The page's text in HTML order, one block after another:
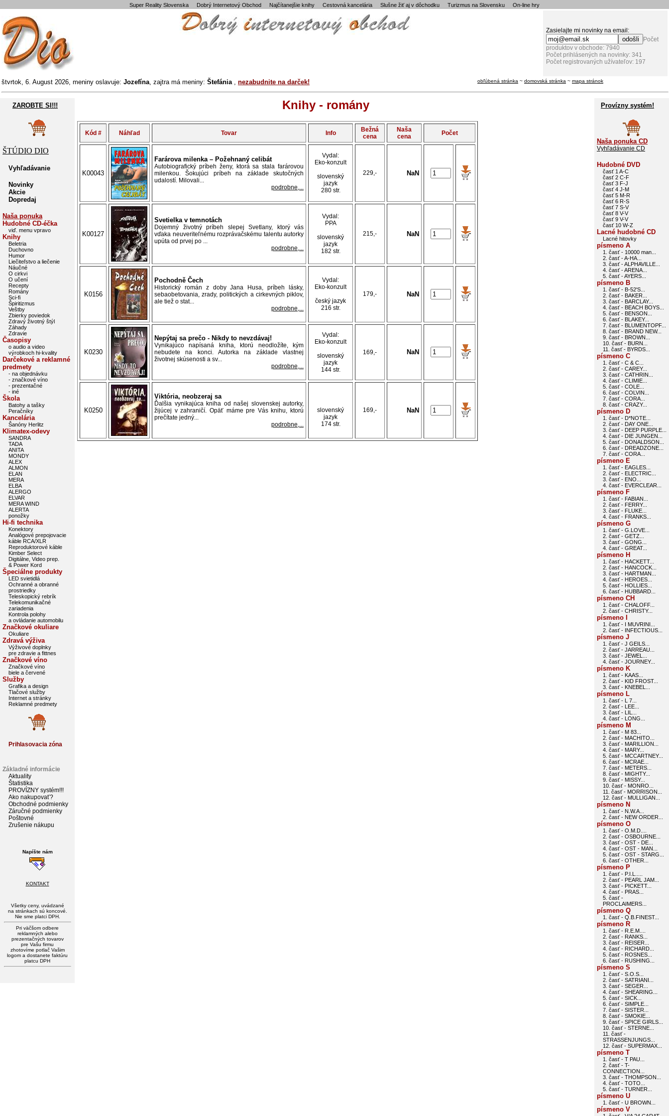
Super Reality Slovenska Dobrý Internetový Obchod Najčítanejšie knihy Cestovná kancelária Slušne žiť aj v dôchodku Turizmus na Slovensku On-line hry
Zasielajte mi novinky na email:
Počet
produktov v obchode: 7940
Počet prihlásených na novinky: 341
Počet registrovaných užívateľov: 197
štvrtok, 6. August 2026, meniny oslavuje: Jozefína, zajtra má meniny: Štefánia , nezabudnite na darček! obľúbená stránka ~ domovská stránka ~ mapa stránok
ZAROBTE SI!!!
ŠTÚDIO DIO
Vyhľadávanie
Novinky
Akcie
Dopredaj
Naša ponuka
Hudobné CD-éčka
viď. menu vpravo
Knihy
Beletria
Duchovno
Humor
Liečiteľstvo a liečenie
Náučné
O cirkvi
O učení
Recepty
Romány
Sci-fi
Špiritizmus
Veštby
Zbierky poviedok
Zdravý životný štýl
Záhady
Zdravie
Časopisy
o audio a video
výrobkoch hi-kvality
Darčekové a reklamné
predmety
- na objednávku
- značkové víno
- prezentačné
- iné
Škola
Batohy a tašky
Peračníky
Kancelária
Šanóny Herlitz
Klimatex-odevy
SANDRA
TADA
ANITA
MONDY
ALEX
ALMON
ELAN
MERA
ELBA
ALERGO
ELVAR
MERA WIND
ALERTA
ponožky
Hi-fi technika
Konektory
Analógové prepojovacie
káble RCA/XLR
Reproduktorové káble
Kimber Select
Digitálne, Video prep.
& Power Kord
Špeciálne produkty
LED svietidlá
Ochranné a obranné
prostriedky
Teleskopický rebrík
Telekomunikačné
zariadenia
Kontrola polohy
a ovládanie automobilu
Značkové okuliare
Okuliare
Zdravá výživa
Výživové doplnky
pre zdravie a fittnes
Značkové víno
Značkové víno
biele a červené
Služby
Grafika a design
Tlačové služby
Internet a stránky
Reklamné predmety
Prihlasovacia zóna
Základné informácie
Aktuality
Štatistika
PROVÍZNY systém!!!
Ako nakupovať?
Obchodné podmienky
Záručné podmienky
Poštovné
Zrušenie nákupu
Napíšte nám
KONTAKT
Všetky ceny, uvádzané
na stránkach sú koncové.
Nie sme platci DPH.
Pri väčšom odbere
reklamných alebo
prezentačných tovarov
pre Vašu firmu
zhotovíme potlač Vašim
logom a dostanete faktúru
platcu DPH
Knihy - romány
Kód # Náhľad Tovar Info
Bežná
cena
Naša
cena
Počet
K00043
Farárova milenka – Požehnaný celibát
Autobiografický príbeh ženy, ktorá sa stala farárovou
milenkou. Šokujúci príbeh na základe skutočných
udalostí. Milovali...
podrobne,...
Vydal:
Eko-konzult
slovenský
jazyk
280 str.
229,- NaN
K00127
Svetielka v temnotách
Dojemný životný príbeh slepej Svetlany, ktorý vás
vďaka neuveriteľnému rozprávačskému talentu autorky
upúta od prvej po ...
podrobne,...
Vydal:
PPA
slovenský
jazyk
182 str.
215,- NaN
K0156
Pochodně Čech
Historický román z doby Jana Husa, príbeh lásky,
sebaobetovania, zrady, politických a cirkevných piklov,
ale tiež o stat...
podrobne,...
Vydal:
Eko-konzult
český jazyk
216 str.
179,- NaN
K0230
Nepýtaj sa prečo - Nikdy to nevzdávaj!
Vynikajúco napísaná kniha, ktorú neodložíte, kým
nebudete na konci. Autorka na základe vlastnej
životnej skúsenosti a sv...
podrobne,...
Vydal:
Eko-konzult
slovenský
jazyk
144 str.
169,- NaN
K0250
Viktória, neobzeraj sa
Ďalšia vynikajúca kniha od našej slovenskej autorky,
žijúcej v zahraničí. Opäť máme pre Vás knihu, ktorú
prečítate jedný...
podrobne,...
slovenský
jazyk
174 str.
169,- NaN
Provízny systém!
Naša ponuka CD
Vyhľadávanie CD
Hudobné DVD
časť 1 A-C
časť 2 C-F
časť 3 F-J
časť 4 J-M
časť 5 M-R
časť 6 R-S
časť 7 S-V
časť 8 V-V
časť 9 V-V
časť 10 W-Z
Lacné hudobné CD
Lacné hitovky
písmeno A
1. časť - 10000 man...
2. časť - A-HA...
3. časť - ALPHAVILLE...
4. časť - ARENA...
5. časť - AYERS...
písmeno B
1. časť - B-52'S...
2. časť - BAKER...
3. časť - BARCLAY...
4. časť - BEACH BOYS...
5. časť - BENSON...
6. časť - BLAKEY...
7. časť - BLUMENTOPF...
8. časť - BRAND NEW...
9. časť - BROWN...
10. časť - BURN...
11. časť - BYRDS...
písmeno C
1. časť - C & C...
2. časť - CAREY...
3. časť - CATHRIN...
4. časť - CLIMIE...
5. časť - COLE...
6. časť - COLVIN...
7. časť - CORA...
8. časť - CRAZY...
písmeno D
1. časť - D*NOTE...
2. časť - DAY ONE...
3. časť - DEEP PURPLE...
4. časť - DIE JUNGEN...
5. časť - DONALDSON...
6. časť - DREADZONE...
7. časť - CORA...
písmeno E
1. časť - EAGLES...
2. časť - ELECTRIC...
3. časť - ENO...
4. časť - EVERCLEAR...
písmeno F
1. časť - FABIAN...
2. časť - FERRY...
3. časť - FLUKE...
4. časť - FRANKS...
písmeno G
1. časť - G.LOVE...
2. časť - GETZ...
3. časť - GONG...
4. časť - GREAT...
písmeno H
1. časť - HACKETT...
2. časť - HANCOCK...
3. časť - HARTMAN...
4. časť - HEROES...
5. časť - HOLLIES...
6. časť - HUBBARD...
písmeno CH
1. časť - CHALOFF...
2. časť - CHRISTY...
písmeno I
1. časť - I MUVRINI...
2. časť - INFECTIOUS...
písmeno J
1. časť - J GEILS...
2. časť - JARREAU...
3. časť - JEWEL...
4. časť - JOURNEY...
písmeno K
1. časť - KAAS...
2. časť - KID FROST...
3. časť - KNEBEL...
písmeno L
1. časť - L 7...
2. časť - LEE...
3. časť - LIL...
4. časť - LONG...
písmeno M
1. časť - M 83...
2. časť - MACHITO...
3. časť - MARILLION...
4. časť - MARY...
5. časť - MCCARTNEY...
6. časť - MCRAE...
7. časť - METERS...
8. časť - MIGHTY...
9. časť - MISSY...
10. časť - MONRO...
11. časť - MORRISON...
12. časť - MULLIGAN...
písmeno N
1. časť - N.W.A...
2. časť - NEW ORDER...
písmeno O
1. časť - O.M.D....
2. časť - OSBOURNE...
3. časť - OST - DE...
4. časť - OST - MAN...
5. časť - OST - STARG...
6. časť - OTHER...
písmeno P
1. časť - P.I.L.....
2. časť - PEARL JAM...
3. časť - PICKETT...
4. časť - PRAS...
5. časť -
PROCLAIMERS...
písmeno Q
1. časť - Q.B.FINEST...
písmeno R
1. časť - R.E.M....
2. časť - RANKS...
3. časť - REISER...
4. časť - RICHARD...
5. časť - ROSNES...
6. časť - RUSHING...
písmeno S
1. časť - S.O.S...
2. časť - SATRIANI...
3. časť - SEGER...
4. časť - SHEARING...
5. časť - SICK...
6. časť - SIMPLE...
7. časť - SISTER...
8. časť - SMOKIE...
9. časť - SPICE GIRLS...
10. časť - STERNE...
11. časť -
STRASSENJUNGS...
12. časť - SUPERMAX...
písmeno T
1. časť - T PAU...
2. časť - T-
CONNECTION...
3. časť - THOMPSON...
4. časť - TOTO...
5. časť - TURNER...
písmeno U
1. časť - U BROWN...
písmeno V